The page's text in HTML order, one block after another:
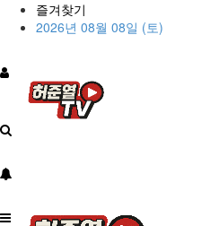
즐겨찾기
2026년 08월 08일 (토)